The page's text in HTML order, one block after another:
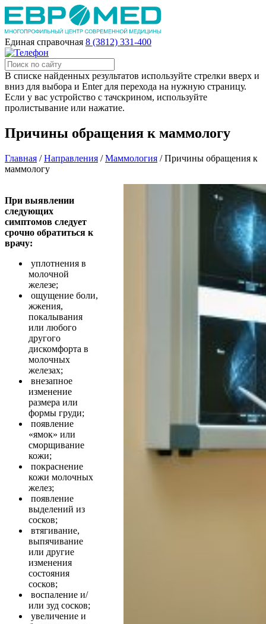
Единая справочная 8 (3812) 331-400
В списке найденных результатов используйте стрелки вверх и
вниз для выбора и Enter для перехода на нужную страницу.
Если у вас устройство с тачскрином, используйте
пролистывание или нажатие.
Причины обращения к маммологу
Главная /Направления /Маммология /Причины обращения к
маммологу
При выявлении
следующих
симптомов следует
срочно обратиться к
врачу:
уплотнения в
молочной
железе;
ощущение боли,
жжения,
покалывания
или любого
другого
дискомфорта в
молочных
железах;
внезапное
изменение
размера или
формы груди;
появление
«ямок» или
сморщивание
кожи;
покраснение
кожи молочных
желез;
появление
выделений из
сосков;
втягивание,
выпячивание
или другие
изменения
состояния
сосков;
воспаление и/
или зуд сосков;
увеличение и